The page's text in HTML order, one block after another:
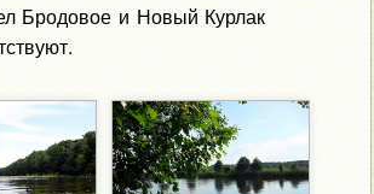
Бродовое и Новый Курлак